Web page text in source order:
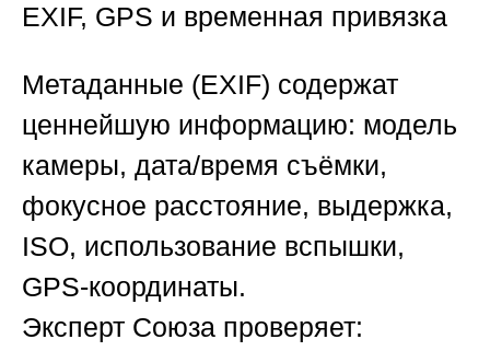
EXIF, GPS и временная привязка
Метаданные (EXIF) содержат
ценнейшую информацию: модель
камеры, дата/время съёмки,
фокусное расстояние, выдержка,
ISO, использование вспышки,
GPS-координаты.
Эксперт Союза проверяет: